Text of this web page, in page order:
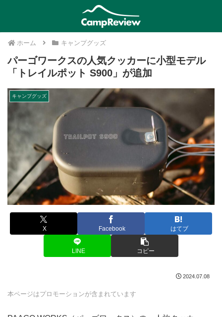
ホーム キャンプグッズ
パーゴワークスの人気クッカーに小型モデル
「トレイルポット S900」が追加
キャンプグッズ
X Facebook はてブ
LINE コピー
2024.07.08
本ページはプロモーションが含まれています